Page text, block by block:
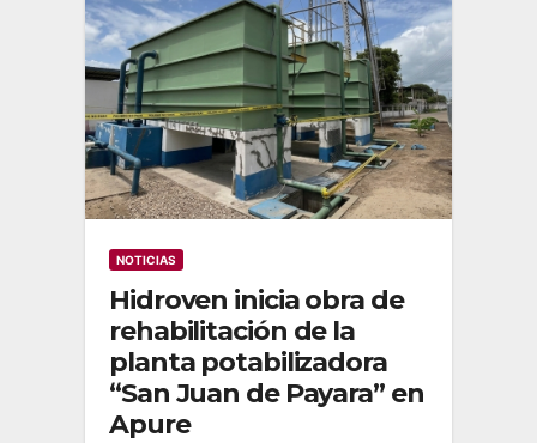
NOTICIAS
Hidroven inicia obra de
rehabilitación de la
planta potabilizadora
“San Juan de Payara” en
Apure